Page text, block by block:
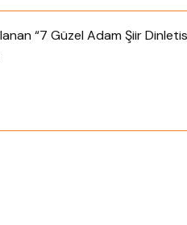
“7 Güzel Adam Şiir